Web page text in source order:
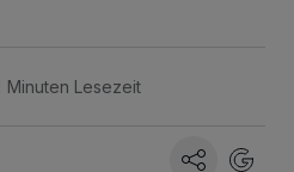
Minuten Lesezeit